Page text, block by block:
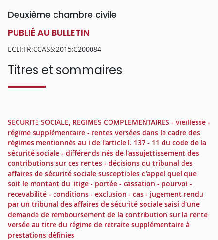
Deuxième chambre civile
PUBLIÉ AU BULLETIN
ECLI:FR:CCASS:2015:C200084
Titres et sommaires
SECURITE SOCIALE, REGIMES COMPLEMENTAIRES - vieillesse -
régime supplémentaire - rentes versées dans le cadre des
régimes mentionnés au i de l'article l. 137 - 11 du code de la
sécurité sociale - différends nés de l'assujettissement des
contributions sur ces rentes - décisions du tribunal des
affaires de sécurité sociale susceptibles d'appel quel que
soit le montant du litige - portée - cassation - pourvoi -
recevabilité - conditions - exclusion - cas - jugement rendu
par un tribunal des affaires de sécurité sociale saisi d'une
demande de remboursement de la contribution sur la rente
versée au titre du régime de retraite supplémentaire à
prestations définies